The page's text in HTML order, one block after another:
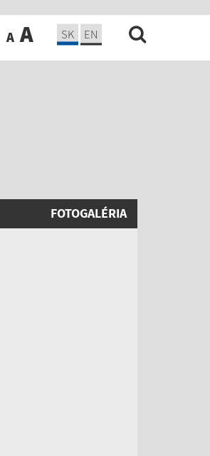
A A SK EN
FOTOGALÉRIA